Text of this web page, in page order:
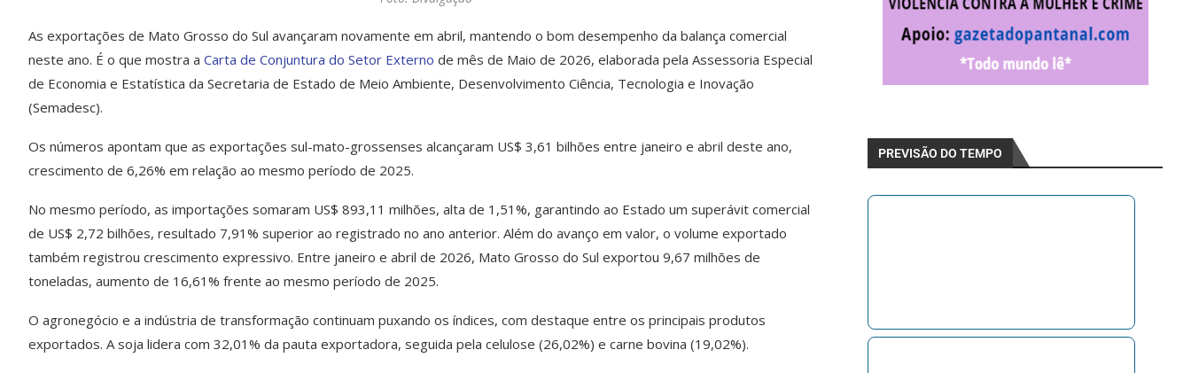
As exportações de Mato Grosso do Sul avançaram novamente em abril, mantendo o bom desempenho da balança comercial
neste ano. É o que mostra a Carta de Conjuntura do Setor Externo de mês de Maio de 2026, elaborada pela Assessoria Especial
de Economia e Estatística da Secretaria de Estado de Meio Ambiente, Desenvolvimento Ciência, Tecnologia e Inovação
(Semadesc).
Os números apontam que as exportações sul-mato-grossenses alcançaram US$ 3,61 bilhões entre janeiro e abril deste ano,
crescimento de 6,26% em relação ao mesmo período de 2025.
No mesmo período, as importações somaram US$ 893,11 milhões, alta de 1,51%, garantindo ao Estado um superávit comercial
de US$ 2,72 bilhões, resultado 7,91% superior ao registrado no ano anterior. Além do avanço em valor, o volume exportado
também registrou crescimento expressivo. Entre janeiro e abril de 2026, Mato Grosso do Sul exportou 9,67 milhões de
toneladas, aumento de 16,61% frente ao mesmo período de 2025.
O agronegócio e a indústria de transformação continuam puxando os índices, com destaque entre os principais produtos
exportados. A soja lidera com 32,01% da pauta exportadora, seguida pela celulose (26,02%) e carne bovina (19,02%).
PREVISÃO DO TEMPO